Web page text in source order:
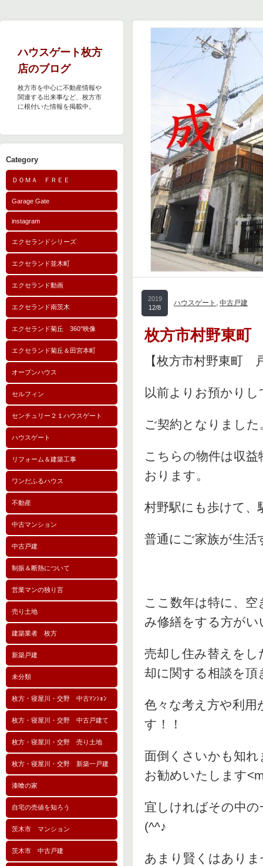
ハウスゲート枚方
店のブログ
枚方市を中心に不動産情報や
関連する出来事など、枚方市
に根付いた情報を掲載中。
Category
ＤＯＭＡ ＦＲＥＥ
Garage Gate
instagram
エクセランドシリーズ
エクセランド並木町
エクセランド動画
エクセランド南茨木
エクセランド菊丘 360°映像
エクセランド菊丘＆田宮本町
オープンハウス
セルフィン
センチュリー２１ハウスゲート
ハウスゲート
リフォーム＆建築工事
ワンだふるハウス
不動産
中古マンション
中古戸建
制振＆断熱について
営業マンの独り言
売り土地
建築業者 枚方
新築戸建
未分類
枚方・寝屋川・交野 中古ﾏﾝｼｮﾝ
枚方・寝屋川・交野 中古戸建て
枚方・寝屋川・交野 売り土地
枚方・寝屋川・交野 新築一戸建
漆喰の家
自宅の売値を知ろう
茨木市 マンション
茨木市 中古戸建
2019
12/8
ハウスゲート , 中古戸建
枚方市村野東
【枚方市村野東町
以前よりお預かり
ご契約となりまし
こちらの物件は収
おります。
村野駅にも歩けて、
普通にご家族が生
ここ数年は特に、
み修繕をする方がい
売却し住み替えを
却に関する相談を頂
色々な考え方や利用
す！！
面倒くさいかも知
お勧めいたします
宜しければその中
(^^♪
あまり賢くはあり